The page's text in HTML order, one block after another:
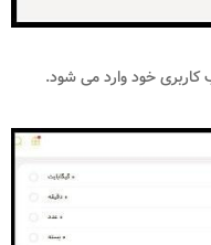
خود وارد می شود.